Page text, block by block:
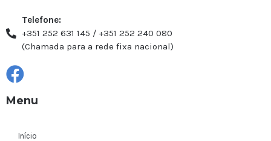
Telefone:
+351 252 631 145 / +351 252 240 080
(Chamada para a rede fixa nacional)
Menu
Início